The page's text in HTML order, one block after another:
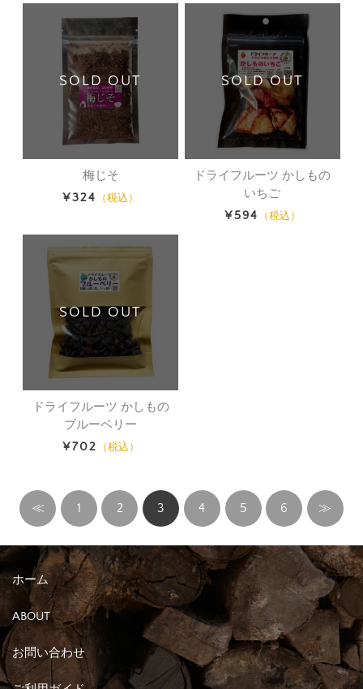
SOLD OUT
梅じそ
¥324
（税込）
SOLD OUT
ドライフルーツ かしもの
いちご
¥594
（税込）
SOLD OUT
ドライフルーツ かしもの
ブルーベリー
¥702
（税込）
≪ 1 2 3 4 5 6 ≫
ホーム
ABOUT
お問い合わせ